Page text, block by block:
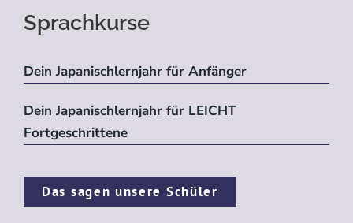
Sprachkurse
Dein Japanischlernjahr für Anfänger
Dein Japanischlernjahr für LEICHT
Fortgeschrittene
Das sagen unsere Schüler